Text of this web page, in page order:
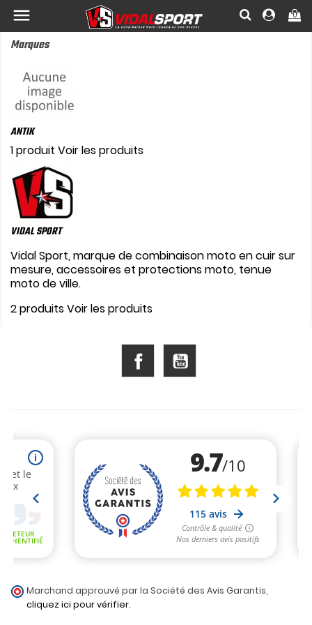
 0
Marques
ANTIK
1 produit Voir les produits
VIDAL SPORT
Vidal Sport, marque de combinaison moto en cuir sur
mesure, accessoires et protections moto, tenue
moto de ville.
2 produitsVoir les produits
Facebook
Marchand approuvé par la Société des Avis Garantis,
cliquez ici pour vérifier.